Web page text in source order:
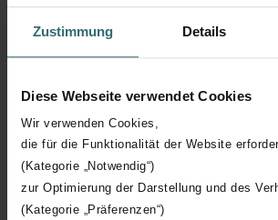
Zustimmung Details
Diese Webseite verwendet Cookies
Wir verwenden Cookies,
die für die Funktionalität der Website
(Kategorie „Notwendig“)
zur Optimierung der Darstellung und des
(Kategorie „Präferenzen“)
Dérivation automatique